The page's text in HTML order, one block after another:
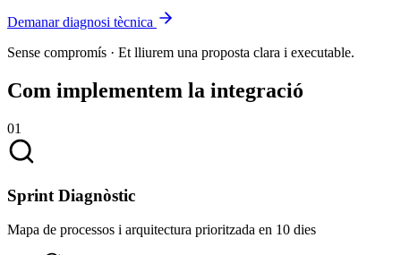
Demanar diagnosi tècnica
Sense compromís · Et lliurem una proposta clara i executable.
Com implementem la integració
01
Sprint Diagnòstic
Mapa de processos i arquitectura prioritzada en 10 dies